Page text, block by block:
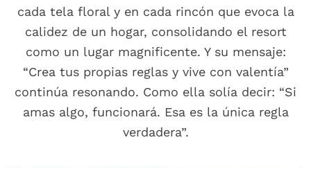
cada tela floral y en cada rincón que evoca la
calidez de un hogar, consolidando el resort
como un lugar magnificente. Y su mensaje:
“Crea tus propias reglas y vive con valentía”
continúa resonando. Como ella solía decir: “Si
amas algo, funcionará. Esa es la única regla
verdadera”.